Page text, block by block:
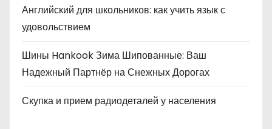
Английский для школьников: как учить язык с
удовольствием
Шины Hankook Зима Шипованные: Ваш
Надежный Партнёр на Снежных Дорогах
Скупка и прием радиодеталей у населения